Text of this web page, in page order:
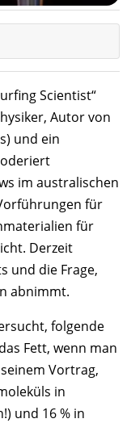
Scientist“
Autor von
und ein
im australischen
für
für
Derzeit
und die Frage,
abnimmt.
folgende
Fett, wenn man
Vortrag,
in
und 16 % in